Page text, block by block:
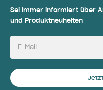
Sei immer informiert über
und Produktneuheiten
E-Mail